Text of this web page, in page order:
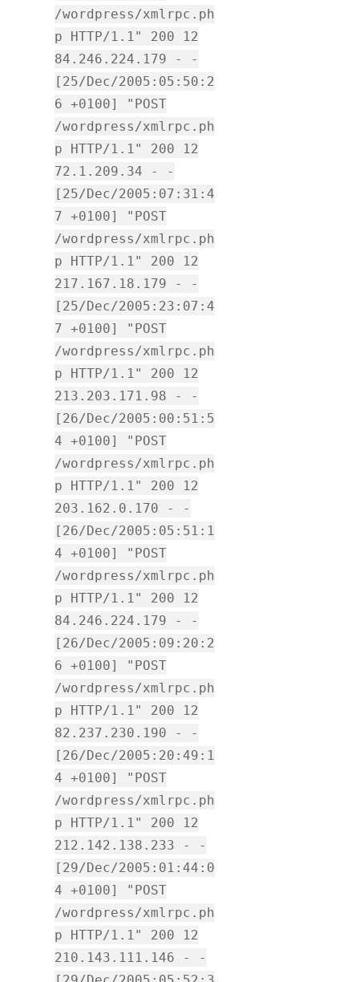
/wordpress/xmlrpc.ph
p HTTP/1.1" 200 12
84.246.224.179 - -
[25/Dec/2005:05:50:2
6 +0100] "POST
/wordpress/xmlrpc.ph
p HTTP/1.1" 200 12
72.1.209.34 - -
[25/Dec/2005:07:31:4
7 +0100] "POST
/wordpress/xmlrpc.ph
p HTTP/1.1" 200 12
217.167.18.179 - -
[25/Dec/2005:23:07:4
7 +0100] "POST
/wordpress/xmlrpc.ph
p HTTP/1.1" 200 12
213.203.171.98 - -
[26/Dec/2005:00:51:5
4 +0100] "POST
/wordpress/xmlrpc.ph
p HTTP/1.1" 200 12
203.162.0.170 - -
[26/Dec/2005:05:51:1
4 +0100] "POST
/wordpress/xmlrpc.ph
p HTTP/1.1" 200 12
84.246.224.179 - -
[26/Dec/2005:09:20:2
6 +0100] "POST
/wordpress/xmlrpc.ph
p HTTP/1.1" 200 12
82.237.230.190 - -
[26/Dec/2005:20:49:1
4 +0100] "POST
/wordpress/xmlrpc.ph
p HTTP/1.1" 200 12
212.142.138.233 - -
[29/Dec/2005:01:44:0
4 +0100] "POST
/wordpress/xmlrpc.ph
p HTTP/1.1" 200 12
210.143.111.146 - -